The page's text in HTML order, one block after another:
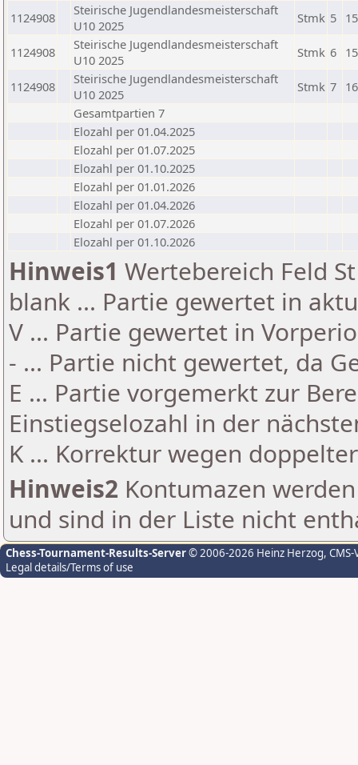
1124908
Steirische Jugendlandesmeisterschaft
U10 2025
Stmk 5
1124908
Steirische Jugendlandesmeisterschaft
U10 2025
Stmk 6
1124908
Steirische Jugendlandesmeisterschaft
U10 2025
Stmk 7
Gesamtpartien 7
Elozahl per 01.04.2025
Elozahl per 01.07.2025
Elozahl per 01.10.2025
Elozahl per 01.01.2026
Elozahl per 01.04.2026
Elozahl per 01.07.2026
Elozahl per 01.10.2026
Hinweis1 Wertebereich Feld
blank ... Partie gewertet in
V ... Partie gewertet in
- ... Partie nicht gewertet, da
E ... Partie vorgemerkt zur
Einstiegselozahl in der
K ... Korrektur wegen
Hinweis2 Kontumazen
und sind in der Liste nicht
Chess-Tournament-Results-Server© 2006-2026 Heinz Herzog,
Legal details/Terms of use